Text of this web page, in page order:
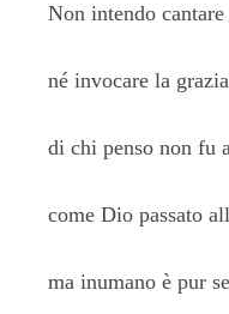
Non intendo
né invocare la
di chi penso non fu
come Dio passato
ma inumano è pur